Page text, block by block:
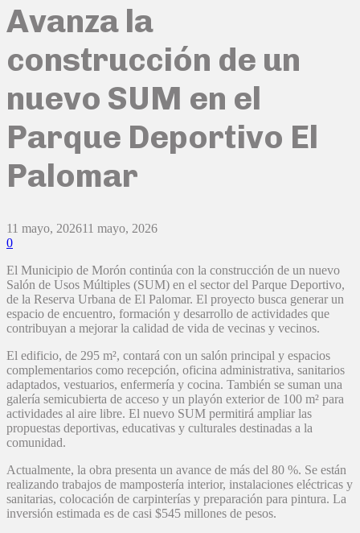
Avanza la
construcción de un
nuevo SUM en el
Parque Deportivo El
Palomar
11 mayo, 202611 mayo, 2026
0
El Municipio de Morón continúa con la construcción de un nuevo
Salón de Usos Múltiples (SUM) en el sector del Parque Deportivo,
de la Reserva Urbana de El Palomar. El proyecto busca generar un
espacio de encuentro, formación y desarrollo de actividades que
contribuyan a mejorar la calidad de vida de vecinas y vecinos.
El edificio, de 295 m², contará con un salón principal y espacios
complementarios como recepción, oficina administrativa, sanitarios
adaptados, vestuarios, enfermería y cocina. También se suman una
galería semicubierta de acceso y un playón exterior de 100 m² para
actividades al aire libre. El nuevo SUM permitirá ampliar las
propuestas deportivas, educativas y culturales destinadas a la
comunidad.
Actualmente, la obra presenta un avance de más del 80 %. Se están
realizando trabajos de mampostería interior, instalaciones eléctricas y
sanitarias, colocación de carpinterías y preparación para pintura. La
inversión estimada es de casi $545 millones de pesos.